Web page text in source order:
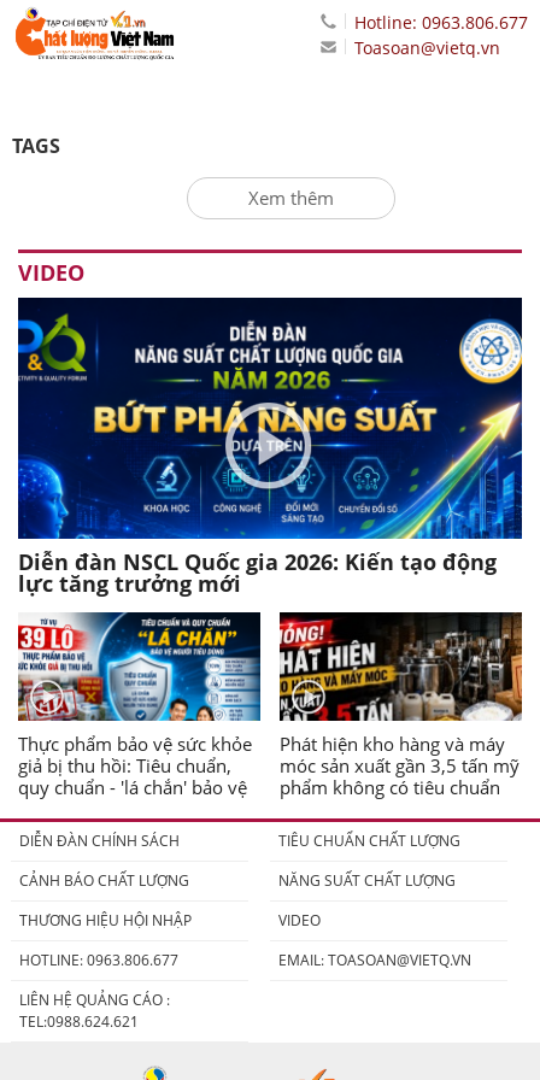
Hotline: 0963.806.677
Toasoan@vietq.vn
TAGS
Xem thêm
VIDEO
Diễn đàn NSCL Quốc gia 2026: Kiến tạo động
lực tăng trưởng mới
Thực phẩm bảo vệ sức khỏe
giả bị thu hồi: Tiêu chuẩn,
quy chuẩn - 'lá chắn' bảo vệ
Phát hiện kho hàng và máy
móc sản xuất gần 3,5 tấn mỹ
phẩm không có tiêu chuẩn
DIỄN ĐÀN CHÍNH SÁCH
TIÊU CHUẨN CHẤT LƯỢNG
CẢNH BÁO CHẤT LƯỢNG
NĂNG SUẤT CHẤT LƯỢNG
THƯƠNG HIỆU HỘI NHẬP
VIDEO
HOTLINE: 0963.806.677
EMAIL:TOASOAN@VIETQ.VN
LIÊN HỆ QUẢNG CÁO :
TEL:0988.624.621